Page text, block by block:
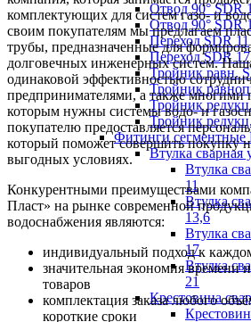
Отвод 90° SDR
Отвод 90° SDR
Переход SDR 11
Переход SDR 17
Тройник равн.
Тройник
Тройник
Тройник
Фитинги
Втулка сварная
Втулка
11
Втулка
13,6
Втулка
17
Втулка
21
Крестовина
комплектующих для систем газо- и
своим покупателям мы предлагаем
трубы, предназначенные для
долговечных инженерных систем.
одинаковой эффективностью
предпринимателями, а также многими
которым нужны системы водо- и
покупателю предоставляется
который поможет совершить покупку
выгодных условиях.
Конкурентными преимуществами
Пласт» на рынке современной
водоснабжения являются:
индивидуальный подход к
значительная экономия времени
товаров
комплектация заказа любого
короткие сроки